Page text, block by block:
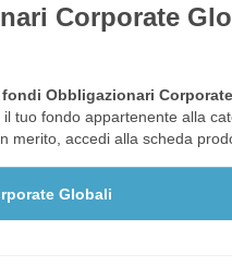
Corporate
Obbligazionari
tuo fondo appartenente alla
merito, accedi alla scheda
Globali